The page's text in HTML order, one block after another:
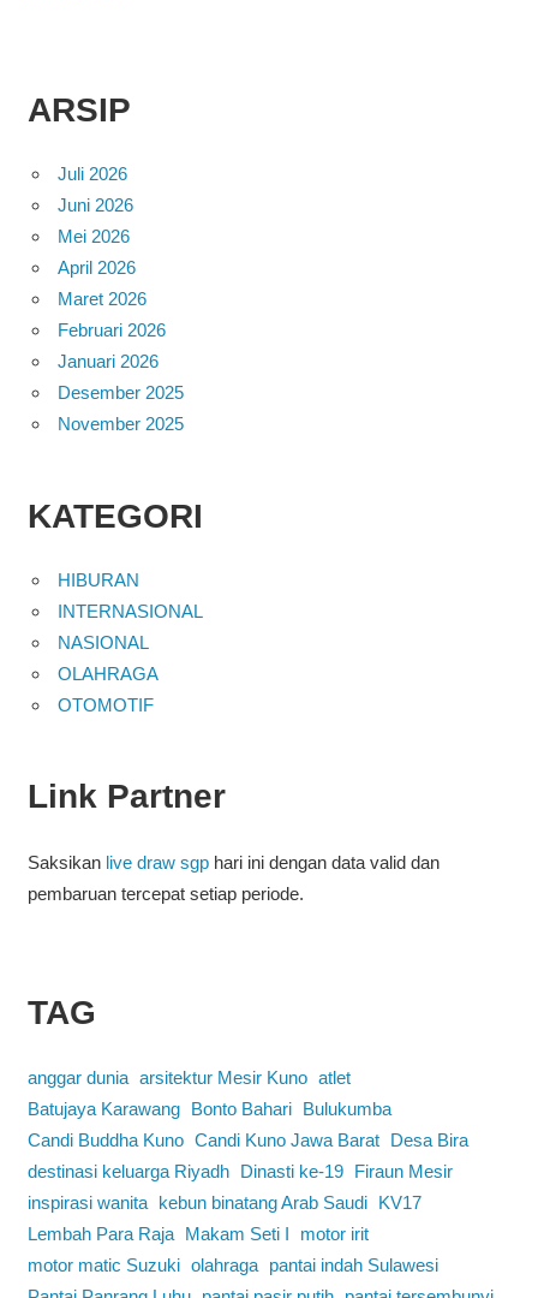
ARSIP
Juli 2026
Juni 2026
Mei 2026
April 2026
Maret 2026
Februari 2026
Januari 2026
Desember 2025
November 2025
KATEGORI
HIBURAN
INTERNASIONAL
NASIONAL
OLAHRAGA
OTOMOTIF
Link Partner
Saksikan live draw sgphari ini dengan data valid dan
pembaruan tercepat setiap periode.
TAG
anggar dunia arsitektur Mesir Kuno atlet
Batujaya Karawang
Bonto Bahari
Bulukumba
Candi Buddha Kuno Candi Kuno Jawa Barat
Desa Bira
destinasi keluarga Riyadh
Dinasti ke-19
Firaun Mesir
inspirasi wanita
kebun binatang Arab Saudi
KV17
Lembah Para Raja
Makam Seti I
motor irit
motor matic Suzuki olahraga
pantai indah Sulawesi